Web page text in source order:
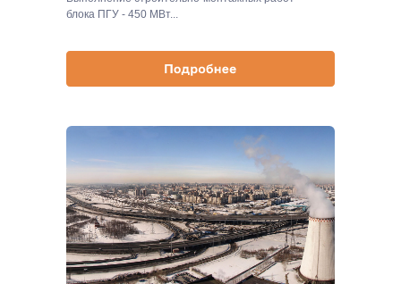
блока ПГУ - 450 МВт...